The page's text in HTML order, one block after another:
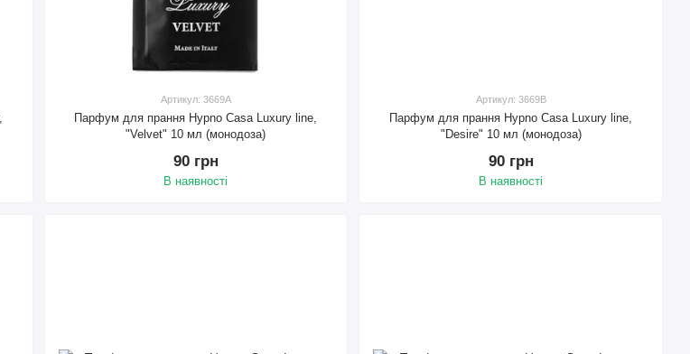
Артикул: 3669A
Парфум для прання Hypno Casa Luxury line,
"Velvet" 10 мл (монодоза)
90 грн
В наявності
Артикул: 3669B
Парфум для прання Hypno Casa Luxury line,
"Desire" 10 мл (монодоза)
90 грн
В наявності